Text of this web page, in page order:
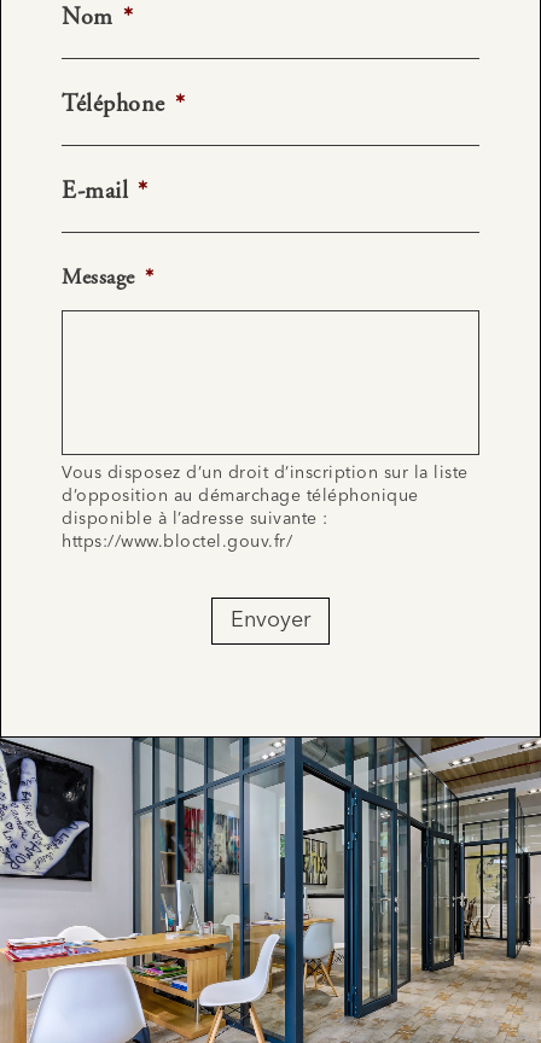
Nom *
Téléphone *
E-mail *
Message *
Vous disposez d’un droit d’inscription sur la liste
d’opposition au démarchage téléphonique
disponible à l’adresse suivante :
https://www.bloctel.gouv.fr/
Envoyer